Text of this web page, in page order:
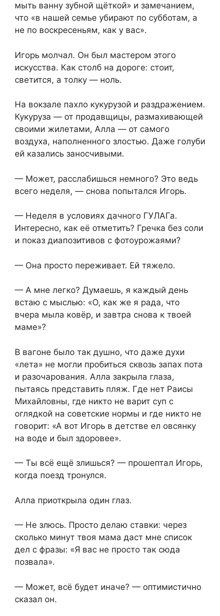
мыть ванну зубной щёткой» и замечанием,
что «в нашей семье убирают по субботам, а
не по воскресеньям, как у вас».
Игорь молчал. Он был мастером этого
искусства. Как столб на дороге: стоит,
светится, а толку — ноль.
На вокзале пахло кукурузой и раздражением.
Кукуруза — от продавщицы, размахивающей
своими жилетами, Алла — от самого
воздуха, наполненного злостью. Даже голуби
ей казались заносчивыми.
— Может, расслабишься немного? Это ведь
всего неделя, — снова попытался Игорь.
— Неделя в условиях дачного ГУЛАГа.
Интересно, как её отметить? Гречка без соли
и показ диапозитивов с фотоурожаями?
— Она просто переживает. Ей тяжело.
— А мне легко? Думаешь, я каждый день
встаю с мыслью: «О, как же я рада, что
вчера мыла ковёр, и завтра снова к твоей
маме»?
В вагоне было так душно, что даже духи
«лета» не могли пробиться сквозь запах пота
и разочарования. Алла закрыла глаза,
пытаясь представить пляж. Где нет Раисы
Михайловны, где никто не варит суп с
оглядкой на советские нормы и где никто не
говорит: «А вот Игорь в детстве ел овсянку
на воде и был здоровее».
— Ты всё ещё злишься? — прошептал Игорь,
когда поезд тронулся.
Алла приоткрыла один глаз.
— Не злюсь. Просто делаю ставки: через
сколько минут твоя мама даст мне список
дел с фразы: «Я вас не просто так сюда
позвала».
— Может, всё будет иначе? — оптимистично
сказал он.